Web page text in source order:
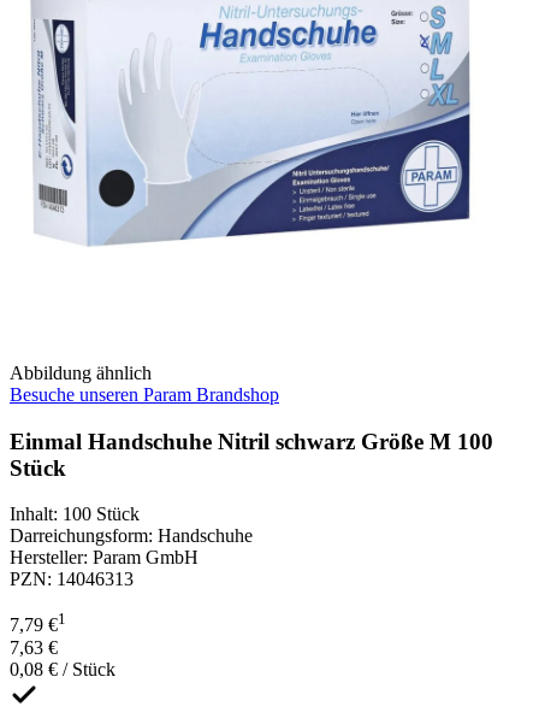
Abbildung ähnlich
Besuche unseren Param Brandshop
Einmal Handschuhe Nitril schwarz Größe M 100
Stück
Inhalt: 100 Stück
Darreichungsform: Handschuhe
Hersteller: Param GmbH
PZN: 14046313
7,79 €1
7,63 €
0,08 € / Stück